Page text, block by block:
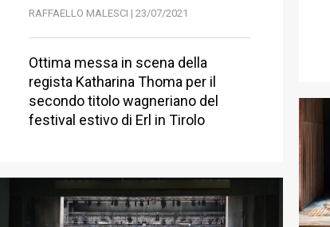
RAFFAELLO MALESCI | 23/07/2021
Ottima messa in scena della
regista Katharina Thoma per il
secondo titolo wagneriano del
festival estivo di Erl in Tirolo